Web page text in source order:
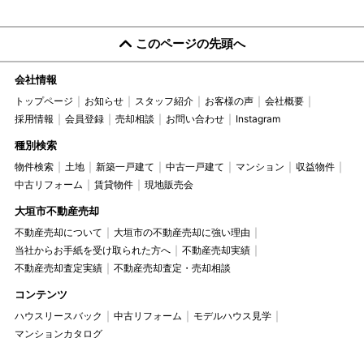
このページの先頭へ
会社情報
トップページ お知らせ スタッフ紹介 お客様の声
会社概要
採用情報
会員登録 売却相談 お問い合わせ Instagram
種別検索
物件検索 土地 新築一戸建て 中古一戸建て マンション
収益物件
中古リフォーム
賃貸物件 現地販売会
大垣市不動産売却
不動産売却について
大垣市の不動産売却に強い理由
当社からお手紙を受け取られた方へ
不動産売却実績
不動産売却査定実績
不動産売却査定・売却相談
コンテンツ
ハウスリースバック 中古リフォーム
モデルハウス見学
マンションカタログ